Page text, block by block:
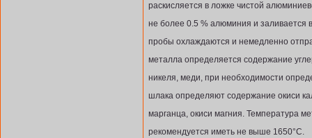
раскисляется в ложке чистой
не более 0.5 % алюминия и заливается
пробы охлаждаются и немедленно
металла определяется содержание
никеля, меди, при необходимости
шлака определяют содержание окиси
марганца, окиси магния. Температура
рекомендуется иметь не выше 1650°С.